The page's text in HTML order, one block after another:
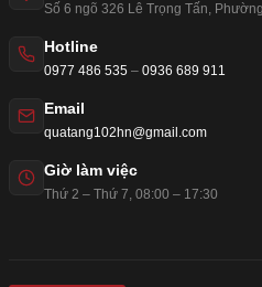
Số 6 ngõ 326 Lê Trọng Tấn,
Hotline
0977 486 535 – 0936 689 911
Email
quatang102hn@gmail.com
Giờ làm việc
Thứ 2 – Thứ 7, 08:00 – 17:30